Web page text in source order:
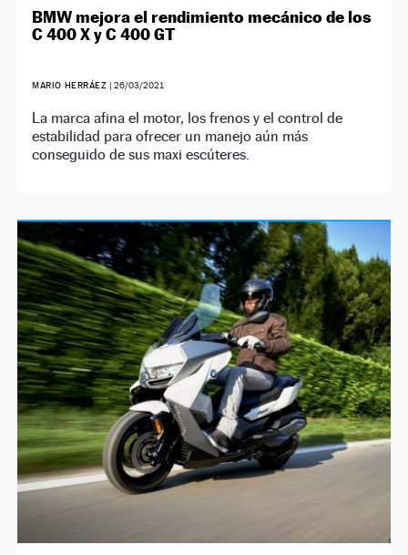
BMW mejora el rendimiento mecánico de los
C 400 X y C 400 GT
MARIO HERRÁEZ | 26/03/2021
La marca afina el motor, los frenos y el control de
estabilidad para ofrecer un manejo aún más
conseguido de sus maxi escúteres.